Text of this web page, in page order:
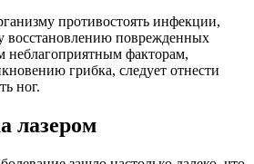
противостоять инфекции,
восстановлению поврежденных
неблагоприятным факторам,
грибка, следует отнести
ног.
лазером